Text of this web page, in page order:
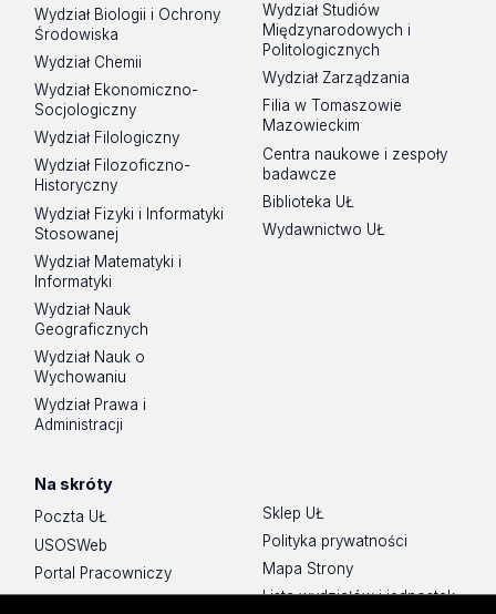
Wydział Biologii i Ochrony
Środowiska
Wydział Chemii
Wydział Ekonomiczno-
Socjologiczny
Wydział Filologiczny
Wydział Filozoficzno-
Historyczny
Wydział Fizyki i Informatyki
Stosowanej
Wydział Matematyki i
Informatyki
Wydział Nauk
Geograficznych
Wydział Nauk o
Wychowaniu
Wydział Prawa i
Administracji
Wydział Studiów
Międzynarodowych i
Politologicznych
Wydział Zarządzania
Filia w Tomaszowie
Mazowieckim
Centra naukowe i zespoły
badawcze
Biblioteka UŁ
Wydawnictwo UŁ
Na skróty
Poczta UŁ
USOSWeb
Portal Pracowniczy
Baza Aktów Własnych
Sklep UŁ
Polityka prywatności
Mapa Strony
Lista wydziałów i jednostek